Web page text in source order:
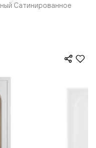
Сатинированное